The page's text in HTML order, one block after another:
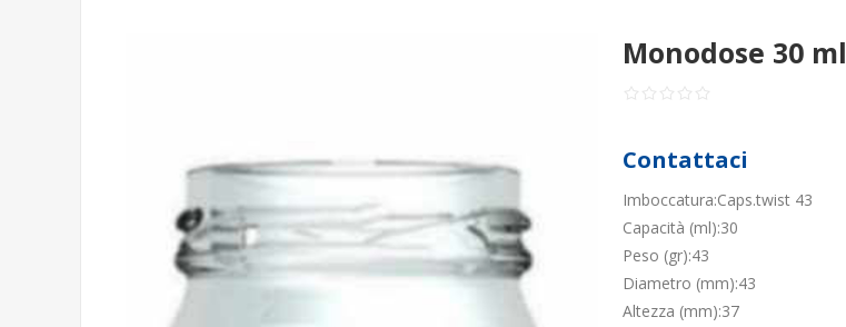
Monodose 30 ml
Contattaci
Imboccatura:Caps.twist 43
Capacità (ml):30
Peso (gr):43
Diametro (mm):43
Altezza (mm):37